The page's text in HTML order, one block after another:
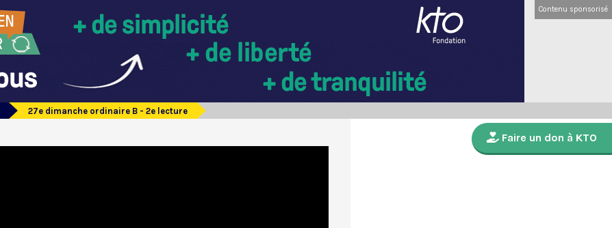
Contenu sponsorisé
27e dimanche ordinaire B - 2e lecture
Faire un don à KTO